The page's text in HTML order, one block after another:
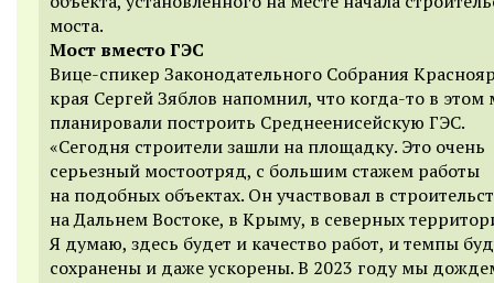
моста.
Мост вместо ГЭС
Вице-спикер Законодательного Собрания
края Сергей Зяблов напомнил, что когда-то в этом
планировали построить Среднеенисейскую ГЭС.
«Сегодня строители зашли на площадку. Это очень
серьезный мостоотряд, с большим стажем работы
на подобных объектах. Он участвовал в
на Дальнем Востоке, в Крыму, в северных
Я думаю, здесь будет и качество работ, и темпы
сохранены и даже ускорены. В 2023 году мы